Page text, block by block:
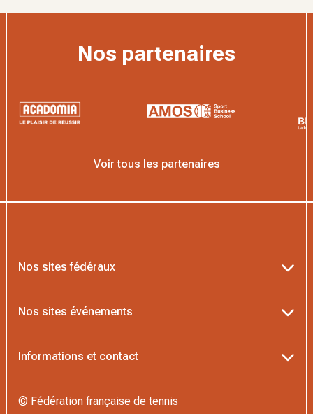
Nos partenaires
Voir tous les partenaires
Nos sites fédéraux
L’Institut Formation Tennis
Nos sites événements
Informations et contact
© Fédération française de tennis